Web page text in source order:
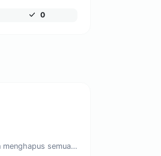
0
Minimalkan CSS Anda dengan menghapus semua karakter yang tidak perlu.